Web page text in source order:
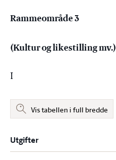
Rammeområde 3
(Kultur og likestilling mv.)
I
Vis tabellen i full bredde
Utgifter